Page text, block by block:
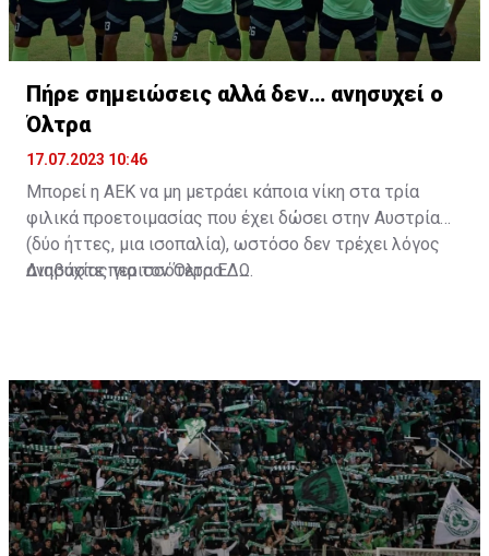
Πήρε σημειώσεις αλλά δεν… ανησυχεί ο
Όλτρα
17.07.2023 10:46
Μπορεί η ΑΕΚ να μη μετράει κάποια νίκη στα τρία
φιλικά προετοιμασίας που έχει δώσει στην Αυστρία
(δύο ήττες, μια ισοπαλία), ωστόσο δεν τρέχει λόγος
ανησυχίας για τον Όλτρα.
Διαβάστε περισσότεραΕΔΩ